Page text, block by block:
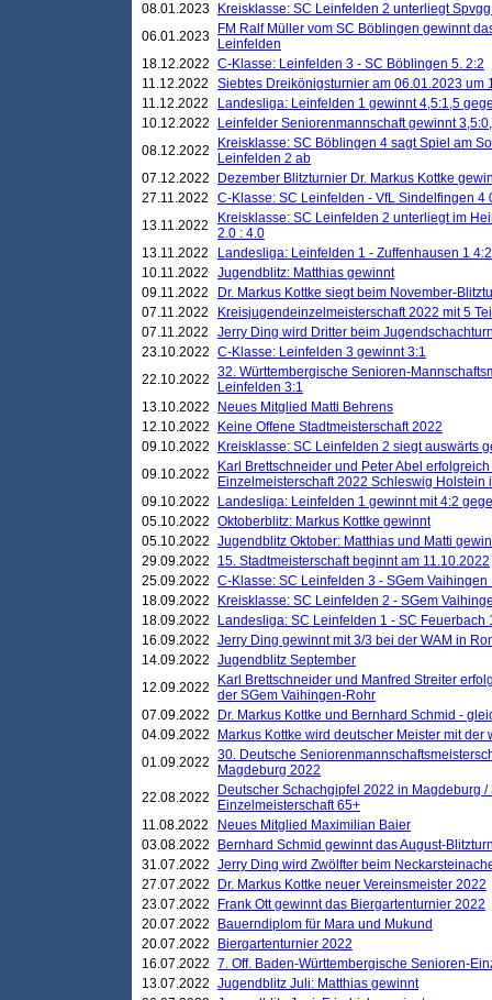
08.01.2023
Kreisklasse: SC Leinfelden 2 unterliegt
06.01.2023
FM Ralf Müller vom SC Böblingen gewinnt
Leinfelden
18.12.2022 C-Klasse: Leinfelden 3 - SC Böblingen 5. 2:2
11.12.2022
Siebtes Dreikönigsturnier am 06.01.2023 um
11.12.2022
Landesliga: Leinfelden 1 gewinnt 4,5:1,5
10.12.2022
Leinfelder Seniorenmannschaft gewinnt
08.12.2022
Kreisklasse: SC Böblingen 4 sagt Spiel am
Leinfelden 2 ab
07.12.2022
Dezember Blitzturnier Dr. Markus Kottke
27.11.2022
C-Klasse: SC Leinfelden - VfL Sindelfingen 4
13.11.2022
Kreisklasse: SC Leinfelden 2 unterliegt im
2.0 : 4.0
13.11.2022
Landesliga: Leinfelden 1 - Zuffenhausen 1 4:2
10.11.2022
Jugendblitz: Matthias gewinnt
09.11.2022
Dr. Markus Kottke siegt beim November-
07.11.2022
Kreisjugendeinzelmeisterschaft 2022 mit 5
07.11.2022
Jerry Ding wird Dritter beim
23.10.2022 C-Klasse: Leinfelden 3 gewinnt 3:1
22.10.2022 32. Württembergische Senioren-
Leinfelden 3:1
13.10.2022
Neues Mitglied Matti Behrens
12.10.2022
Keine Offene Stadtmeisterschaft 2022
09.10.2022
Kreisklasse: SC Leinfelden 2 siegt auswärts
09.10.2022
Karl Brettschneider und Peter Abel
Einzelmeisterschaft 2022 Schleswig Holstein
09.10.2022
Landesliga: Leinfelden 1 gewinnt mit 4:2
05.10.2022 Oktoberblitz: Markus Kottke gewinnt
05.10.2022 Jugendblitz Oktober: Matthias und Matti
29.09.2022
15. Stadtmeisterschaft beginnt am 11.10.2022
25.09.2022 C-Klasse: SC Leinfelden 3 - SGem Vaihingen
18.09.2022
Kreisklasse: SC Leinfelden 2 - SGem
18.09.2022
Landesliga: SC Leinfelden 1 - SC Feuerbach
16.09.2022 Jerry Ding gewinnt mit 3/3 bei der WAM in
14.09.2022 Jugendblitz September
12.09.2022
Karl Brettschneider und Manfred Streiter
der SGem Vaihingen-Rohr
07.09.2022
Dr. Markus Kottke und Bernhard Schmid -
04.09.2022
Markus Kottke wird deutscher Meister mit
01.09.2022 30. Deutsche
Magdeburg 2022
22.08.2022
Deutscher Schachgipfel 2022 in Magdeburg
Einzelmeisterschaft 65+
11.08.2022
Neues Mitglied Maximilian Baier
03.08.2022
Bernhard Schmid gewinnt das August-
31.07.2022 Jerry Ding wird Zwölfter beim
27.07.2022
Dr. Markus Kottke neuer Vereinsmeister 2022
23.07.2022
Frank Ott gewinnt das Biergartenturnier 2022
20.07.2022
Bauerndiplom für Mara und Mukund
20.07.2022
Biergartenturnier 2022
16.07.2022 7. Off. Baden-Württembergische Senioren-
13.07.2022 Jugendblitz Juli: Matthias gewinnt